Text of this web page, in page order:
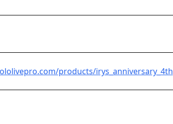
products/irys_anniversary_4th